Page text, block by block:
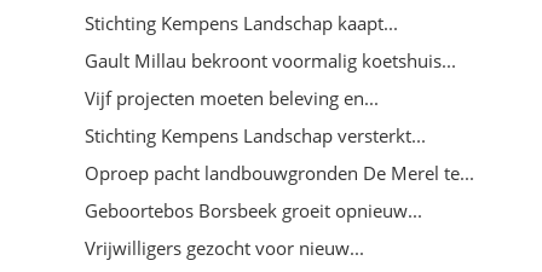
Stichting Kempens Landschap kaapt...
Gault Millau bekroont voormalig koetshuis...
Vijf projecten moeten beleving en...
Stichting Kempens Landschap versterkt...
Oproep pacht landbouwgronden De Merel te...
Geboortebos Borsbeek groeit opnieuw...
Vrijwilligers gezocht voor nieuw...